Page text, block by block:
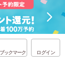
ブックマーク ログイン